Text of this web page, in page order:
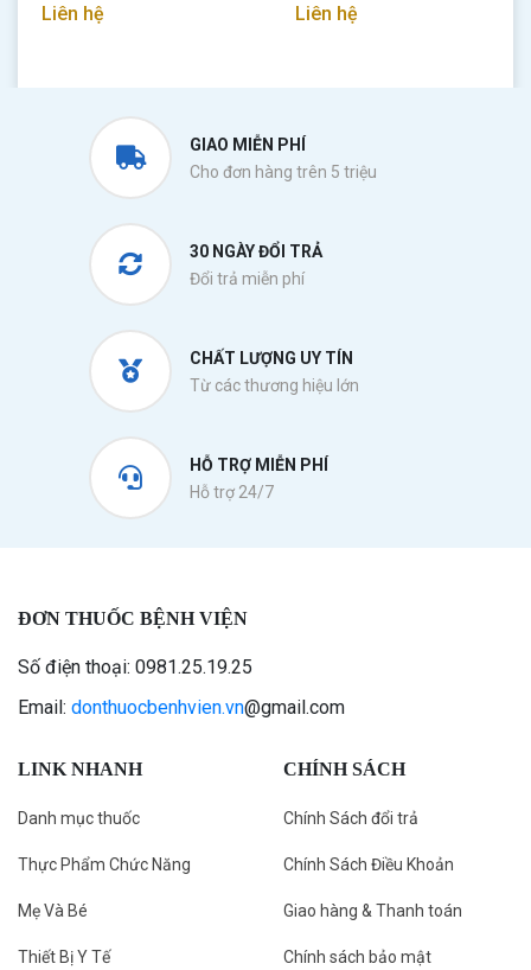
Liên hệ Liên hệ
GIAO MIỄN PHÍ
Cho đơn hàng trên 5 triệu
30 NGÀY ĐỔI TRẢ
Đổi trả miễn phí
CHẤT LƯỢNG UY TÍN
Từ các thương hiệu lớn
HỖ TRỢ MIỄN PHÍ
Hỗ trợ 24/7
ĐƠN THUỐC BỆNH VIỆN
Số điện thoại: 0981.25.19.25
Email: donthuocbenhvien.vn@gmail.com
LINK NHANH
Danh mục thuốc
Thực Phẩm Chức Năng
Mẹ Và Bé
Thiết Bị Y Tế
CHÍNH SÁCH
Chính Sách đổi trả
Chính Sách Điều Khoản
Giao hàng & Thanh toán
Chính sách bảo mật